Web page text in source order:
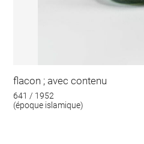
flacon ; avec contenu
641 / 1952
(époque islamique)